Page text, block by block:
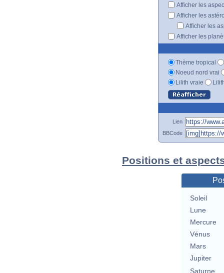
Afficher les
Afficher les
Afficher les
Afficher les
Thème tropical
Noeud nord vrai
Lilith vraie
Lien
BBCode
Positions et
Soleil
Lune
Mercure
Vénus
Mars
Jupiter
Saturne